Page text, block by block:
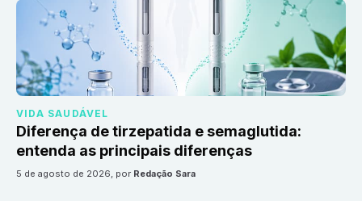
VIDA SAUDÁVEL
Diferença de tirzepatida e semaglutida:
entenda as principais diferenças
5 de agosto de 2026, por Redação Sara